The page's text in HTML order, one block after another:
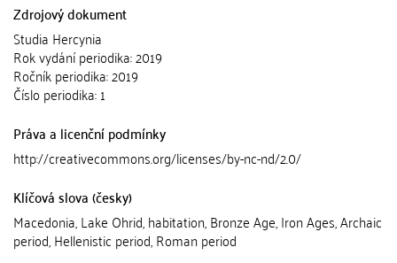
Zdrojový dokument
Studia Hercynia
Rok vydání periodika: 2019
Ročník periodika: 2019
Číslo periodika: 1
Práva a licenční podmínky
http://creativecommons.org/licenses/by-nc-nd/2.0/
Klíčová slova (česky)
Macedonia, Lake Ohrid, habitation, Bronze Age, Iron Ages, Archaic
period, Hellenistic period, Roman period